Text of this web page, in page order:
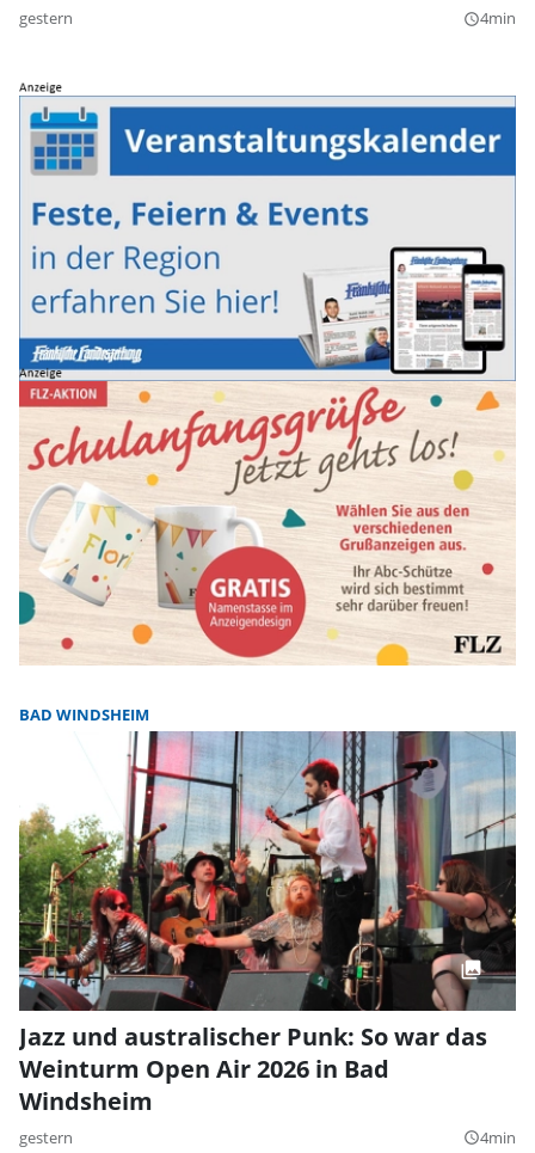
gestern query_builder4min
BAD WINDSHEIM
Jazz und australischer Punk: So war das
Weinturm Open Air 2026 in Bad
Windsheim
gestern query_builder4min